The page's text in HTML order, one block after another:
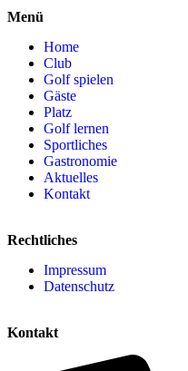
Menü
Home
Club
Golf spielen
Gäste
Platz
Golf lernen
Sportliches
Gastronomie
Aktuelles
Kontakt
Rechtliches
Impressum
Datenschutz
Kontakt